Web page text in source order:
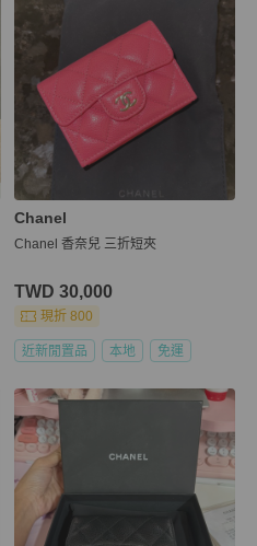
Chanel
Chanel 香奈兒 三折短夾
TWD 30,000
現折 800
近新閒置品 本地 免運